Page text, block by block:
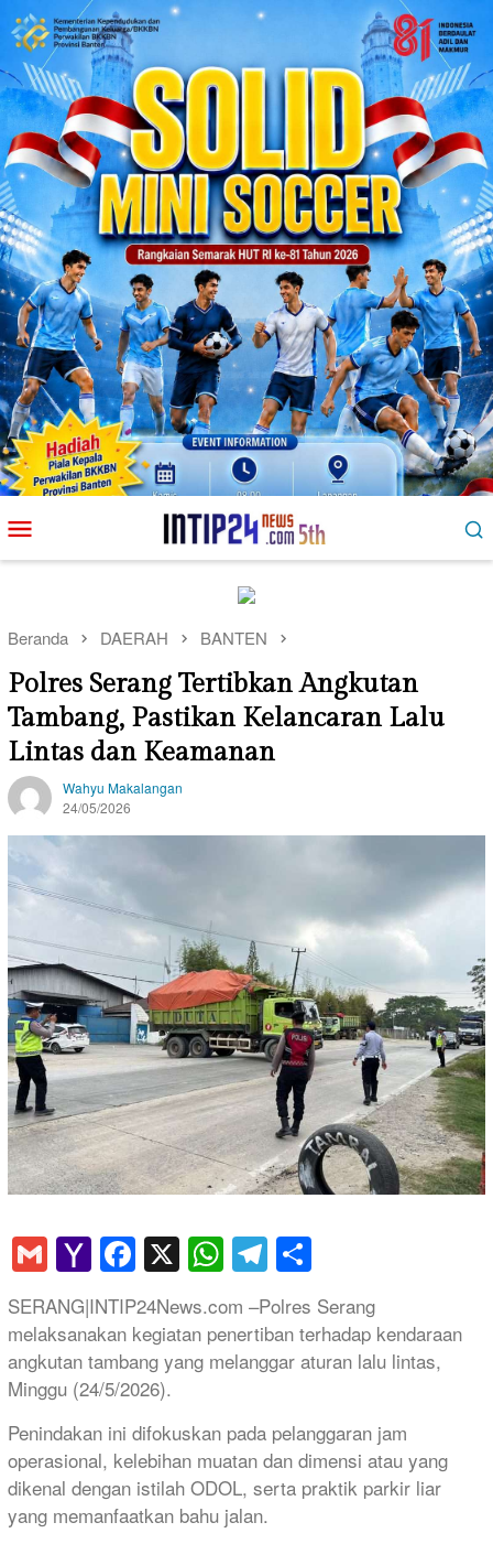
ke
kontenMobile
Beranda DAERAH BANTEN
Polres Serang Tertibkan Angkutan
Tambang, Pastikan Kelancaran Lalu
Lintas dan Keamanan
Wahyu Makalangan
24/05/2026
GmailYahoo
Mail
Facebook
X WhatsApp
Telegram
SERANG|INTIP24News.com –Polres Serang
melaksanakan kegiatan penertiban terhadap kendaraan
angkutan tambang yang melanggar aturan lalu lintas,
Minggu (24/5/2026).
Penindakan ini difokuskan pada pelanggaran jam
operasional, kelebihan muatan dan dimensi atau yang
dikenal dengan istilah ODOL, serta praktik parkir liar
yang memanfaatkan bahu jalan.